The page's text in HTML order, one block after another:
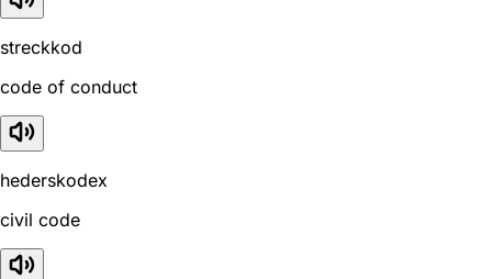
streckkod
code of conduct
hederskodex
civil code